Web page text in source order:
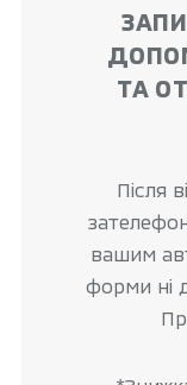
ТА
Після
вашим
форми ні